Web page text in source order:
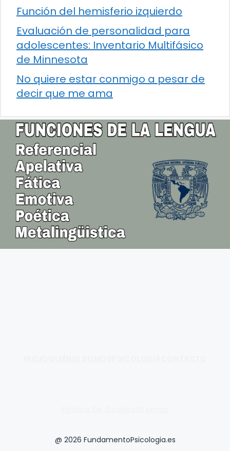
Función del hemisferio izquierdo
Evaluación de personalidad para
adolescentes: Inventario Multifásico
de Minnesota
No quiere estar conmigo a pesar de
decir que me ama
@ 2026 FundamentoPsicologia.es